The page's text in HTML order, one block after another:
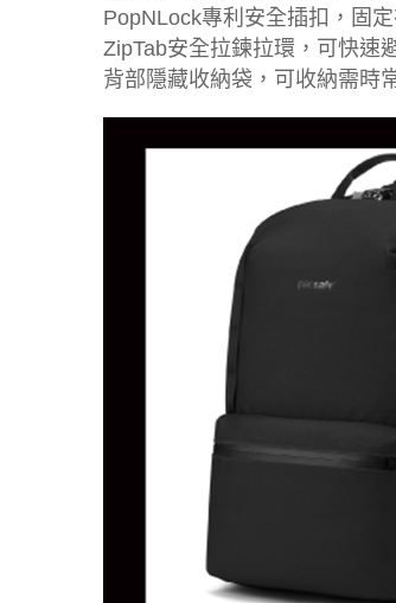
PopNLock專利安全插扣，固
ZipTab安全拉鍊拉環，可快速
背部隱藏收納袋，可收納需時